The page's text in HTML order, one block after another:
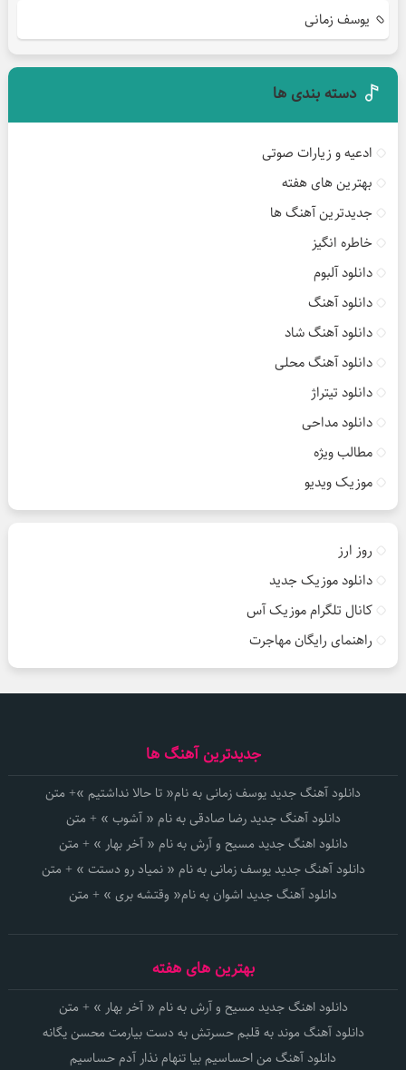
یوسف زمانی
دسته بندی ها
ادعیه و زیارات صوتی
بهترین های هفته
جدیدترین آهنگ ها
خاطره انگیز
دانلود آلبوم
دانلود آهنگ
دانلود آهنگ شاد
دانلود آهنگ محلی
دانلود تیتراژ
دانلود مداحی
مطالب ویژه
موزیک ویدیو
روز ارز
دانلود موزیک جدید
کانال تلگرام موزیک آس
راهنمای رایگان مهاجرت
جدیدترین آهنگ ها
دانلود آهنگ جدید یوسف زمانی به نام« تا حالا نداشتیم »+ متن
دانلود آهنگ جدید رضا صادقی به نام « آشوب » + متن
دانلود اهنگ جدید مسیح و آرش به نام « آخر بهار » + متن
دانلود آهنگ جدید یوسف زمانی به نام « نمیاد رو دستت » + متن
دانلود آهنگ جدید اشوان به نام« وقتشه بری » + متن
بهترین های هفته
دانلود اهنگ جدید مسیح و آرش به نام « آخر بهار » + متن
دانلود آهنگ موند به قلبم حسرتش به دست بیارمت محسن یگانه
دانلود آهنگ من احساسیم بیا تنهام نذار آدم حساسیم